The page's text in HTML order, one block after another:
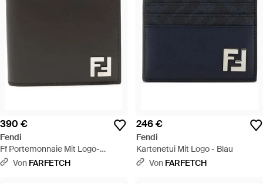
390 €
Fendi
Ff Portemonnaie Mit Logo-
Applikation - Schwarz
Von FARFETCH
246 €
Fendi
Kartenetui Mit Logo - Blau
Von FARFETCH